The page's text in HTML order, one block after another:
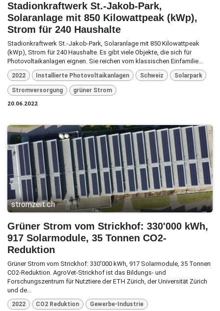
Stadionkraftwerk St.-Jakob-Park,
Solaranlage mit 850 Kilowattpeak (kWp),
Strom für 240 Haushalte
Stadionkraftwerk St.-Jakob-Park, Solaranlage mit 850 Kilowattpeak
(kWp), Strom für 240 Haushalte. Es gibt viele Objekte, die sich für
Photovoltaikanlagen eignen. Sie reichen vom klassischen Einfamilie...
2022 Installierte Photovoltaikanlagen Schweiz Solarpark
Stromversorgung
grüner Strom
20.06.2022
stromzeit.ch
Grüner Strom vom Strickhof: 330'000 kWh,
917 Solarmodule, 35 Tonnen CO2-
Reduktion
Grüner Strom vom Strickhof: 330'000 kWh, 917 Solarmodule, 35 Tonnen
CO2-Reduktion. AgroVet-Strickhof ist das Bildungs- und
Forschungszentrum für Nutztiere der ETH Zürich, der Universität Zürich
und de...
2022 CO2 Reduktion Gewerbe-Industrie